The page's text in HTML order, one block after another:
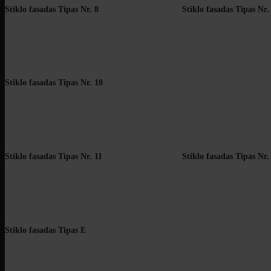
Stiklo fasadas Tipas Nr. 8 Stiklo fasadas Tipas Nr.
Stiklo fasadas Tipas Nr. 10
Stiklo fasadas Tipas Nr. 11 Stiklo fasadas Tipas Nr.
Stiklo fasadas Tipas E